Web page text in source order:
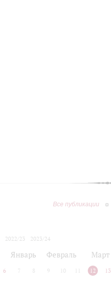
Все публикации
2022/23
2023/24
Январь Февраль Март
6 7 8 9 10 12 13